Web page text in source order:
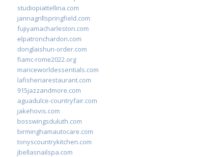
studiopiattellina.com
jannagrillspringfield.com
fujiyamacharleston.com
elpatronchardon.com
donglaishun-order.com
fiamc-rome2022.org
mariceworldessentials.com
lafisheriarestaurant.com
915jazzandmore.com
aguadulce-countryfair.com
jakehovis.com
bosswingsduluth.com
birminghamautocare.com
tonyscountrykitchen.com
jbellasnailspa.com